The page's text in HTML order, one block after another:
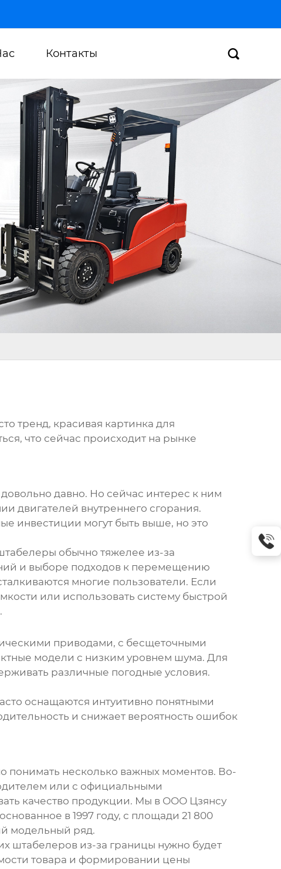
Контакты 
тренд, красивая картинка для
что сейчас происходит на рынке
давно. Но сейчас интерес к ним
двигателей внутреннего сгорания.
инвестиции могут быть выше, но это
обычно тяжелее из-за
и выборе подходов к перемещению
многие пользователи. Если
или использовать систему быстрой
приводами, с бесщеточными
модели с низким уровнем шума. Для
различные погодные условия.
оснащаются интуитивно понятными
и снижает вероятность ошибок
понимать несколько важных моментов. Во-
или с официальными
качество продукции. Мы в ООО Цзянсу
в 1997 году, с площади 21 800
модельный ряд.
штабелеровиз-за границы нужно будет
товара и формировании цены